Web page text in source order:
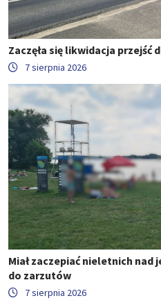
Zaczęła się likwidacja przejść
7 sierpnia 2026
Miał zaczepiać nieletnich nad
do zarzutów
7 sierpnia 2026